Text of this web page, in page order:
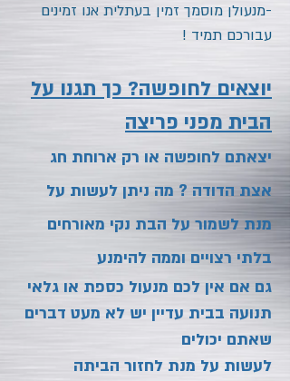
-מנעולן מוסמך זמין בעתלית אנו זמינים
עבורכם תמיד !
יוצאים לחופשה? כך תגנו על
הבית מפני פריצה
יצאתם לחופשה או רק ארוחת חג
אצת הדודה ? מה ניתן לעשות על
מנת לשמור על הבת נקי מאורחים
בלתי רצויים וממה להימנע
גם אם אין לכם מנעול כספת או גלאי
תנועה בבית עדיין יש לא מעט דברים
שאתם יכולים
לעשות על מנת לחזור הביתה